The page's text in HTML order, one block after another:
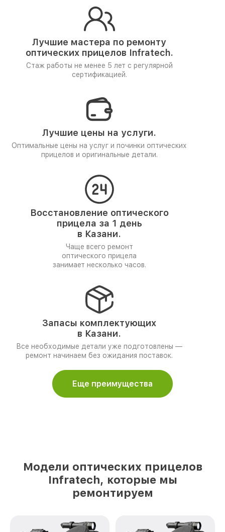
Лучшие мастера по ремонту
оптических прицелов Infratech.
Стаж работы не менее 5 лет с регулярной
сертификацией.
Лучшие цены на услуги.
Оптимальные цены на услуг и починки оптических
прицелов и оригинальные детали.
Восстановление оптического
прицела за 1 день
в Казани.
Чаще всего ремонт
оптического прицела
занимает несколько часов.
Запасы комплектующих
в Казани.
Все необходимые детали уже подготовлены —
ремонт начинаем без ожидания поставок.
Еще преимущества
Модели оптических прицелов
Infratech, которые мы
ремонтируем